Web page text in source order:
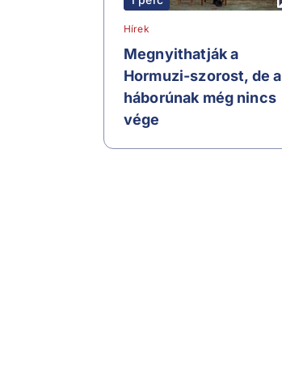
Hírek
Megnyithatják a
Hormuzi-szorost, de a
háborúnak még nincs
vége